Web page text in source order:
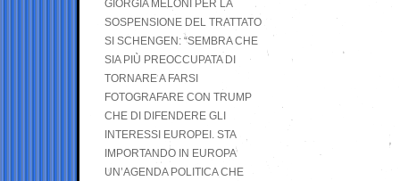
GIORGIA MELONI PER LA
SOSPENSIONE DEL TRATTATO
SI SCHENGEN: “SEMBRA CHE
SIA PIÙ PREOCCUPATA DI
TORNARE A FARSI
FOTOGRAFARE CON TRUMP
CHE DI DIFENDERE GLI
INTERESSI EUROPEI. STA
IMPORTANDO IN EUROPA
UN’AGENDA POLITICA CHE